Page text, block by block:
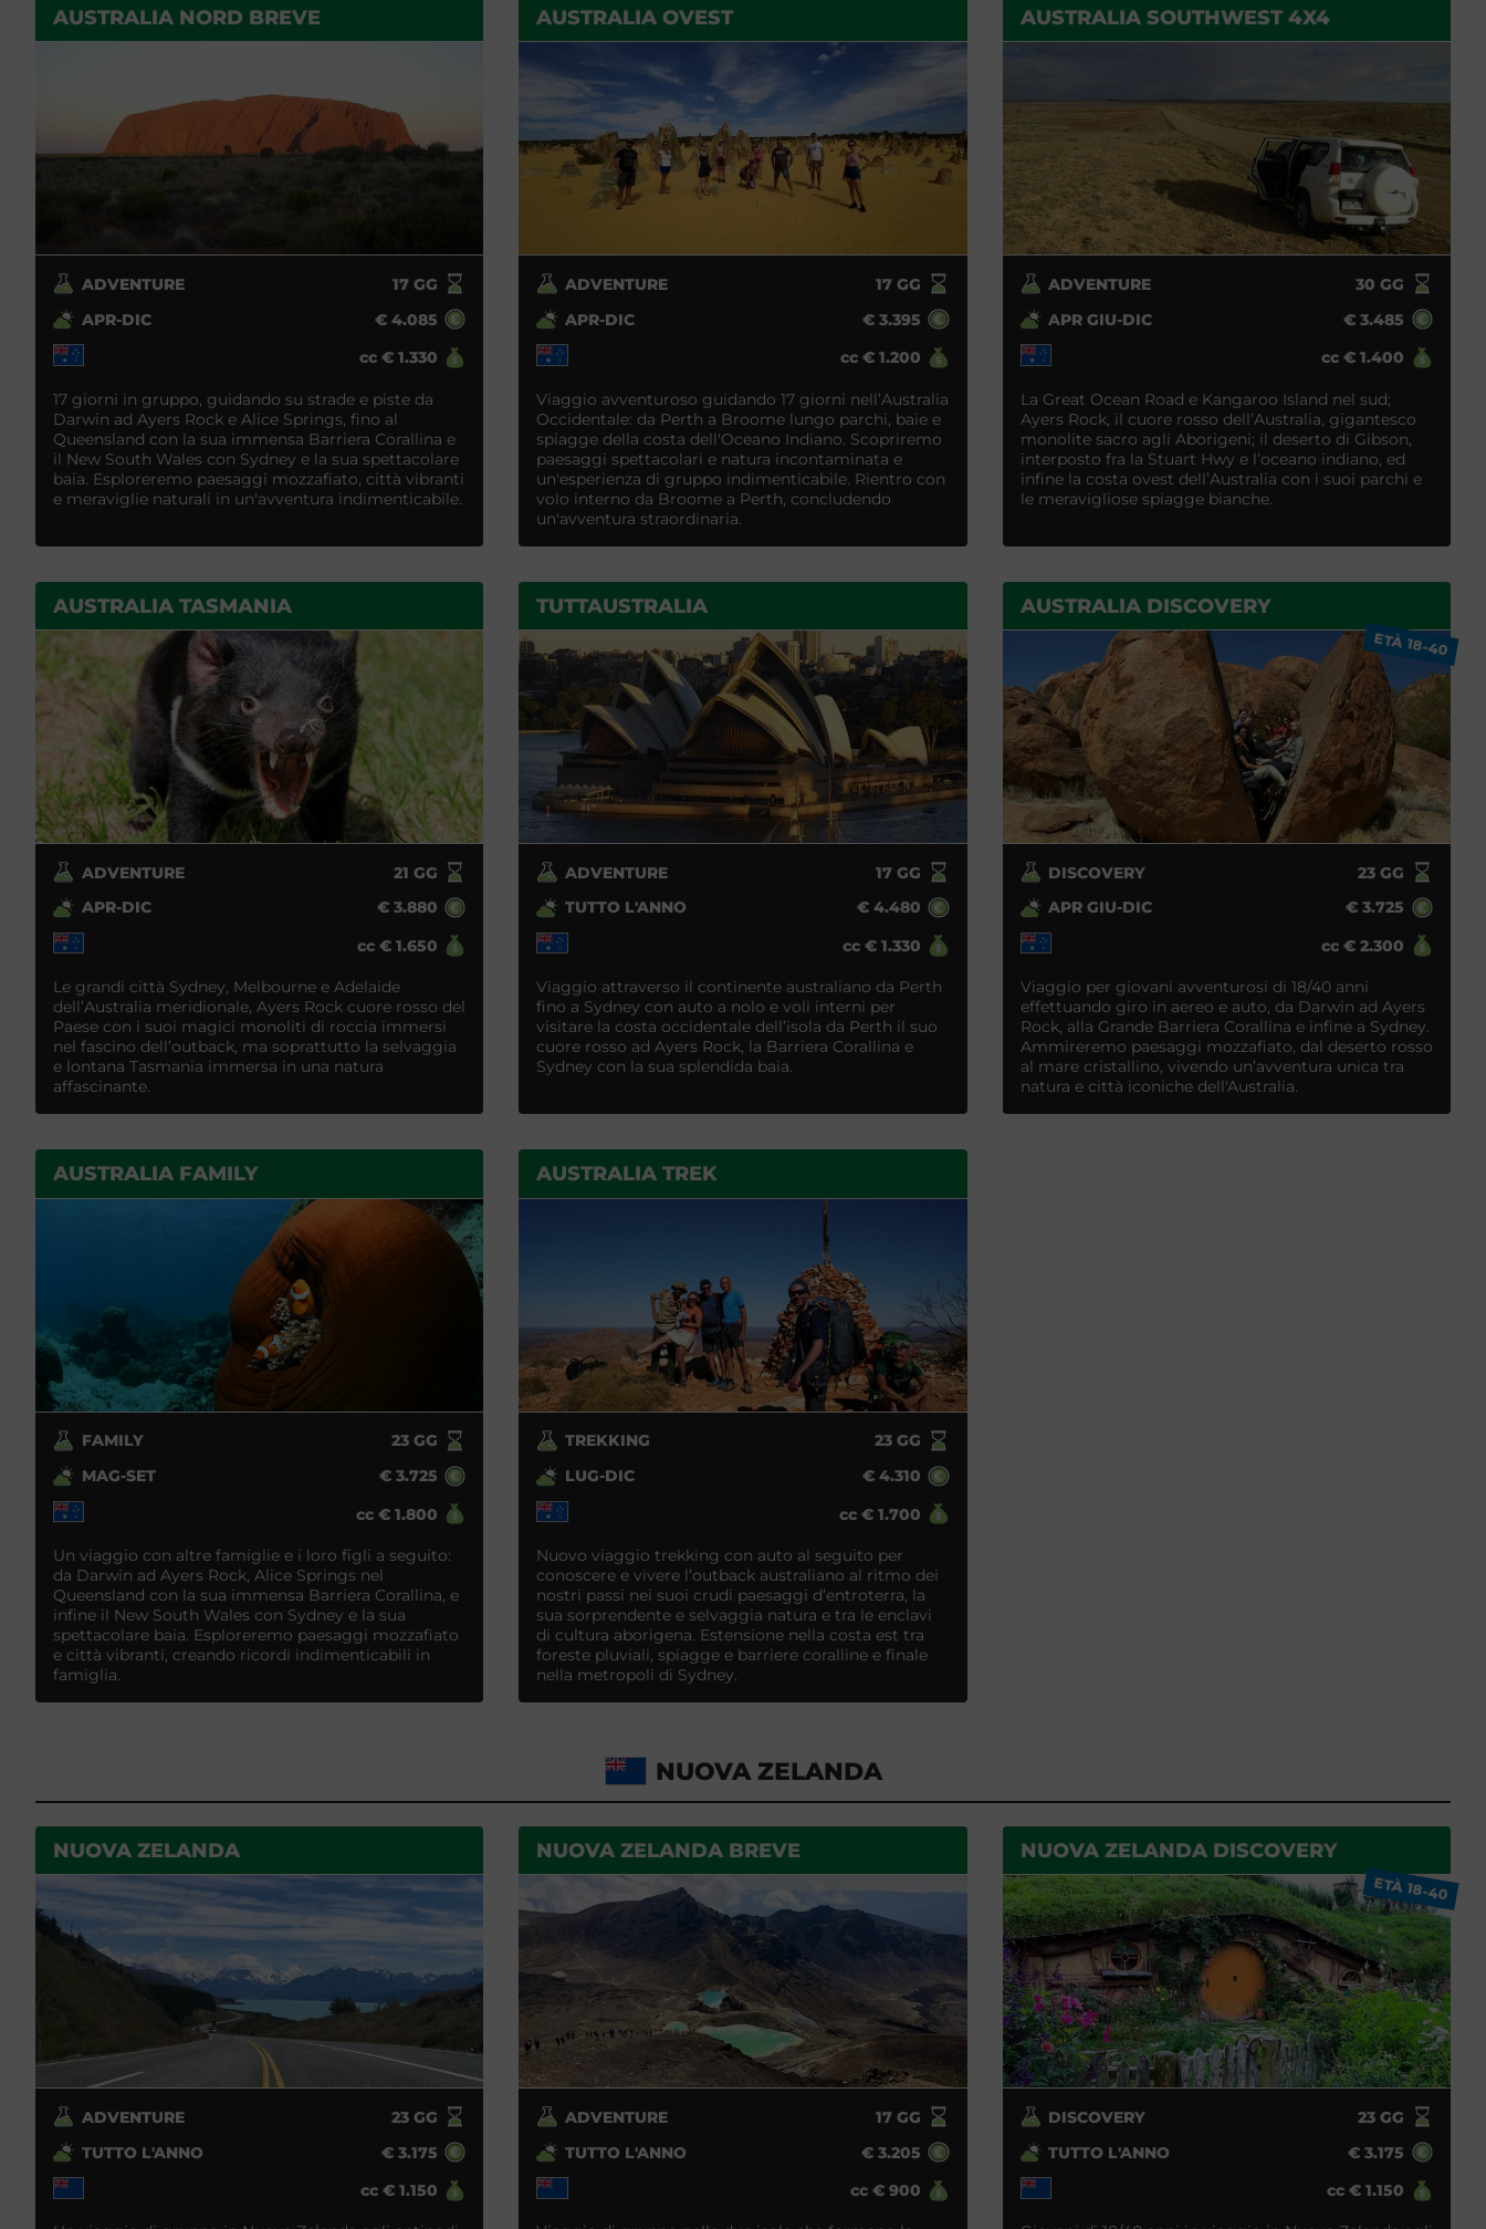
AUSTRALIA NORD BREVE
ADVENTURE 17GG
APR-DIC
€ 4.085
cc € 1.330
17 giorni in gruppo, guidando su strade e piste da
Darwin ad Ayers Rock e Alice Springs, fino al
Queensland con la sua immensa Barriera Corallina e
il New South Wales con Sydney e la sua spettacolare
baia. Esploreremo paesaggi mozzafiato, città vibranti
e meraviglie naturali in un'avventura indimenticabile.
AUSTRALIA OVEST
ADVENTURE 17 GG
APR-DIC
€ 3.395
cc€ 1.200
Viaggio avventuroso guidando 17 giorni nell’Australia
Occidentale: da Perth a Broome lungo parchi, baie e
spiagge della costa dell'Oceano Indiano. Scopriremo
paesaggi spettacolari e natura incontaminata e
un'esperienza di gruppo indimenticabile. Rientro con
volo interno da Broome a Perth, concludendo
un'avventura straordinaria.
AUSTRALIA SOUTHWEST 4X4
ADVENTURE 30 GG
APR GIU-DIC
€ 3.485
cc€ 1.400
La Great Ocean Road e Kangaroo Island nel sud;
Ayers Rock, il cuore rosso dell’Australia, gigantesco
monolite sacro agli Aborigeni; il deserto di Gibson,
interposto fra la Stuart Hwy e l’oceano indiano, ed
infine la costa ovest dell’Australia con i suoi parchi e
le meravigliose spiagge bianche.
AUSTRALIA TASMANIA
ADVENTURE 21 GG
APR-DIC
€ 3.880
cc € 1.650
Le grandi città Sydney, Melbourne e Adelaide
dell’Australia meridionale, Ayers Rock cuore rosso del
Paese con i suoi magici monoliti di roccia immersi
nel fascino dell’outback, ma soprattutto la selvaggia
e lontana Tasmania immersa in una natura
affascinante.
TUTTAUSTRALIA
ADVENTURE 17 GG
TUTTO L'ANNO
€ 4.480
cc€ 1.330
Viaggio attraverso il continente australiano da Perth
fino a Sydney con auto a nolo e voli interni per
visitare la costa occidentale dell’isola da Perth il suo
cuore rosso ad Ayers Rock, la Barriera Corallina e
Sydney con la sua splendida baia.
AUSTRALIA DISCOVERY
ETÀ 18-40
DISCOVERY 23 GG
APR GIU-DIC
€ 3.725
cc€ 2.300
Viaggio per giovani avventurosi di 18/40 anni
effettuando giro in aereo e auto, da Darwin ad Ayers
Rock, alla Grande Barriera Corallina e infine a Sydney.
Ammireremo paesaggi mozzafiato, dal deserto rosso
al mare cristallino, vivendo un’avventura unica tra
natura e città iconiche dell'Australia.
AUSTRALIA FAMILY
FAMILY 23GG
MAG-SET
€ 3.725
cc € 1.800
Un viaggio con altre famiglie e i loro figli a seguito:
da Darwin ad Ayers Rock, Alice Springs nel
Queensland con la sua immensa Barriera Corallina, e
infine il New South Wales con Sydney e la sua
spettacolare baia. Esploreremo paesaggi mozzafiato
e città vibranti, creando ricordi indimenticabili in
famiglia.
AUSTRALIA TREK
TREKKING 23 GG
LUG-DIC
€ 4.310
cc€ 1.700
Nuovo viaggio trekking con auto al seguito per
conoscere e vivere l’outback australiano al ritmo dei
nostri passi nei suoi crudi paesaggi d’entroterra, la
sua sorprendente e selvaggia natura e tra le enclavi
di cultura aborigena. Estensione nella costa est tra
foreste pluviali, spiagge e barriere coralline e finale
nella metropoli di Sydney.
NUOVA ZELANDA
NUOVA ZELANDA
ADVENTURE 23GG
TUTTO L'ANNO
€ 3.175
cc € 1.150
NUOVA ZELANDA BREVE
ADVENTURE 17 GG
TUTTO L'ANNO
€ 3.205
cc€ 900
NUOVA ZELANDA DISCOVERY
ETÀ 18-40
DISCOVERY 23 GG
TUTTO L'ANNO
€ 3.175
cc€ 1.150